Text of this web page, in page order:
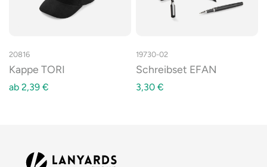
20816
Kappe TORI
ab 2,39 €
19730-02
Schreibset EFAN
3,30 €